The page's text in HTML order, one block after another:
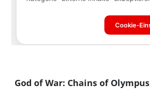
God of War: Chains of Olympus